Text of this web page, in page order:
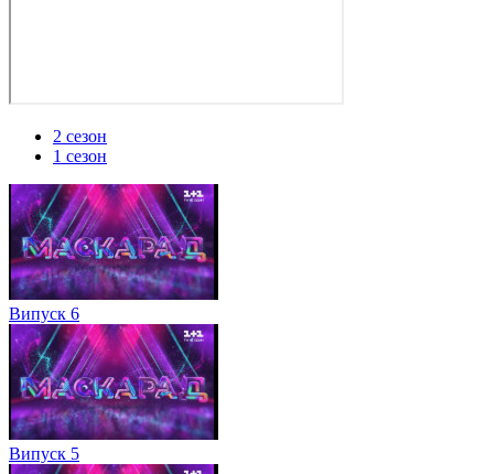
2 сезон
1 сезон
Випуск 6
Випуск 5